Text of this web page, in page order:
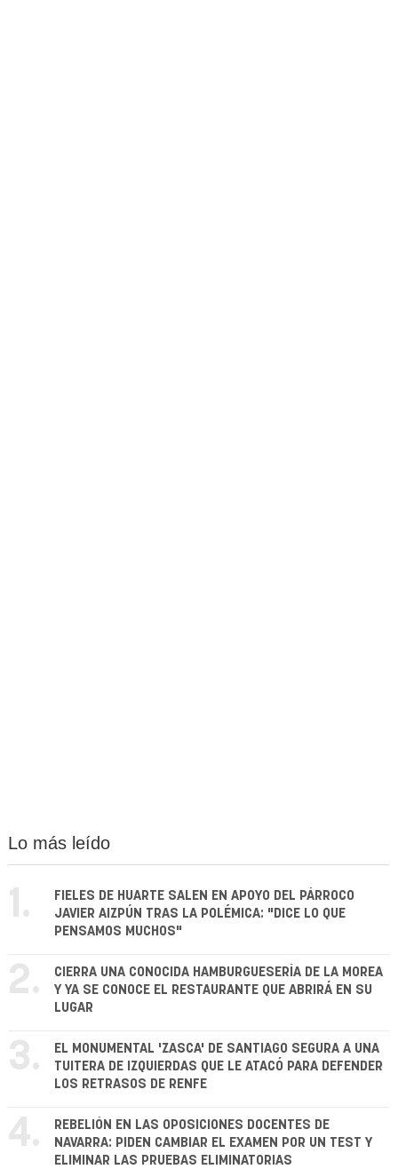
Lo más leído
1.
FIELES DE HUARTE SALEN EN APOYO DEL PÁRROCO
JAVIER AIZPÚN TRAS LA POLÉMICA: "DICE LO QUE
PENSAMOS MUCHOS"
2.
CIERRA UNA CONOCIDA HAMBURGUESERÍA DE LA MOREA
Y YA SE CONOCE EL RESTAURANTE QUE ABRIRÁ EN SU
LUGAR
3.
EL MONUMENTAL 'ZASCA' DE SANTIAGO SEGURA A UNA
TUITERA DE IZQUIERDAS QUE LE ATACÓ PARA DEFENDER
LOS RETRASOS DE RENFE
4.
REBELIÓN EN LAS OPOSICIONES DOCENTES DE
NAVARRA: PIDEN CAMBIAR EL EXAMEN POR UN TEST Y
ELIMINAR LAS PRUEBAS ELIMINATORIAS